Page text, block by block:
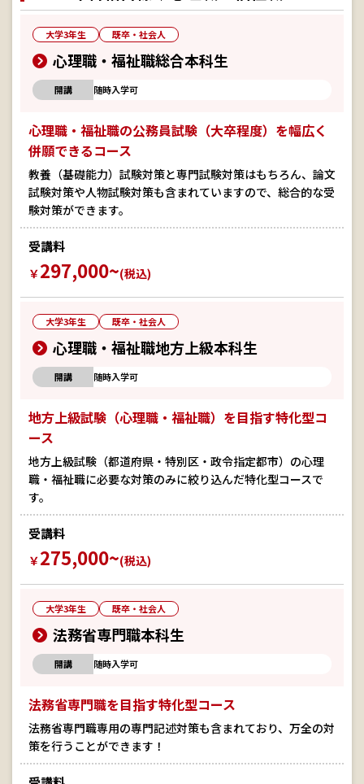
大学3年生 既卒・社会人
心理職・福祉職総合本科生
開講 随時入学可
心理職・福祉職の公務員試験（大卒程度）を幅広く
併願できるコース
教養（基礎能力）試験対策と専門試験対策はもちろん、論文
試験対策や人物試験対策も含まれていますので、総合的な受
験対策ができます。
受講料
￥297,000~(税込)
大学3年生 既卒・社会人
心理職・福祉職地方上級本科生
開講 随時入学可
地方上級試験（心理職・福祉職）を目指す特化型コ
ース
地方上級試験（都道府県・特別区・政令指定都市）の心理
職・福祉職に必要な対策のみに絞り込んだ特化型コースで
す。
受講料
￥275,000~(税込)
大学3年生 既卒・社会人
法務省専門職本科生
開講 随時入学可
法務省専門職を目指す特化型コース
法務省専門職専用の専門記述対策も含まれており、万全の対
策を行うことができます！